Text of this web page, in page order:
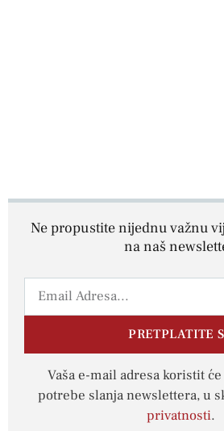
Ne propustite nijednu važnu
na naš
PRETPLATITE
Vaša e-mail adresa koristit
potrebe slanja newslettera, u
privatnosti.